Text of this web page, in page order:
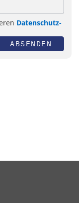
Datenschutz-
ABSENDEN